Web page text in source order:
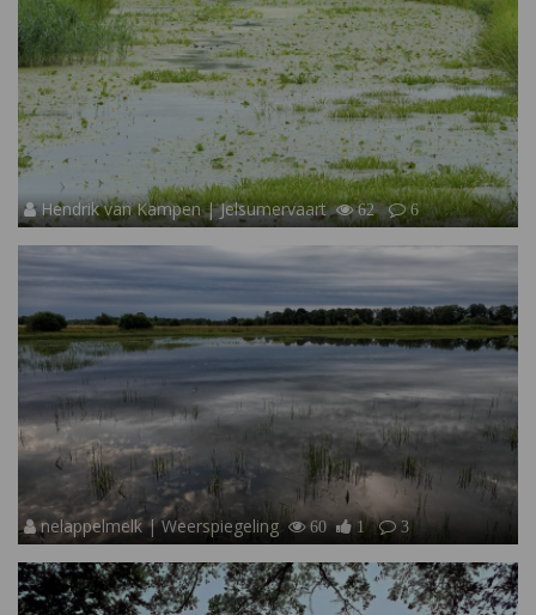
Hendrik van Kampen | Jelsumervaart 62 6
nelappelmelk | Weerspiegeling 60 1 3